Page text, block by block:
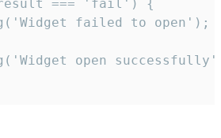
=== 'fail') {
failed to open');
open